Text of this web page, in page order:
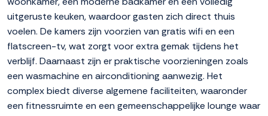
uitgeruste keuken, waardoor gasten zich direct thuis
voelen. De kamers zijn voorzien van gratis wifi en een
flatscreen-tv, wat zorgt voor extra gemak tijdens het
verblijf. Daarnaast zijn er praktische voorzieningen zoals
een wasmachine en airconditioning aanwezig. Het
complex biedt diverse algemene faciliteiten, waaronder
een fitnessruimte en een gemeenschappelijke lounge waar